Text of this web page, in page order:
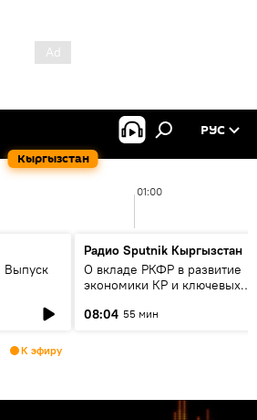
Кыргызстан
РУС
01:00
Выпуск
Радио Sputnik Кыргызстан
О вкладе РКФР в развитие
экономики КР и ключевых
08:04 55 мин
К эфиру